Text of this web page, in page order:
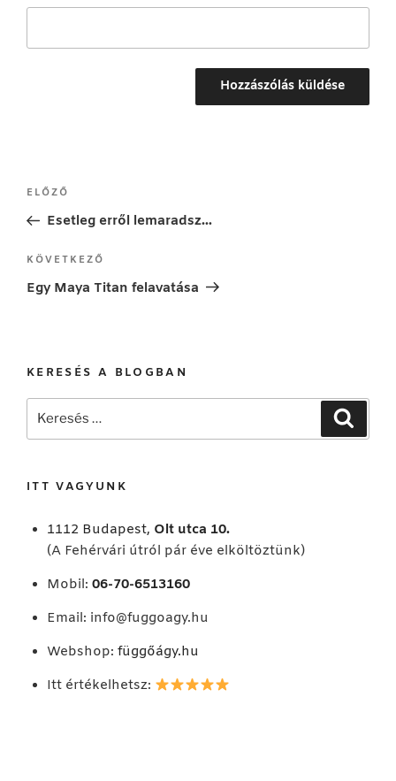
Bejegyzés
Korábbi
bejegyzés
ELŐZŐ
Esetleg erről lemaradsz…
Következő
bejegyzés
KÖVETKEZŐ
Egy Maya Titan felavatása
KERESÉS A BLOGBAN
Keresés
ITT VAGYUNK
1112 Budapest, Olt utca 10.
(A Fehérvári útról pár éve elköltöztünk)
Mobil: 06-70-6513160
Email: info@fuggoagy.hu
Webshop: függőágy.hu
Itt értékelhetsz: